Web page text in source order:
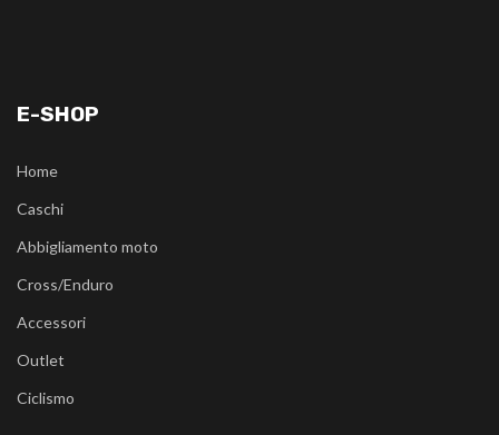
E-SHOP
Home
Caschi
Abbigliamento moto
Cross/Enduro
Accessori
Outlet
Ciclismo